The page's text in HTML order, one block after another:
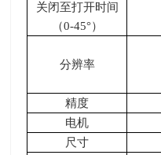
关闭至打开时间
（0-45°）
分辨率
精度
电机
尺寸